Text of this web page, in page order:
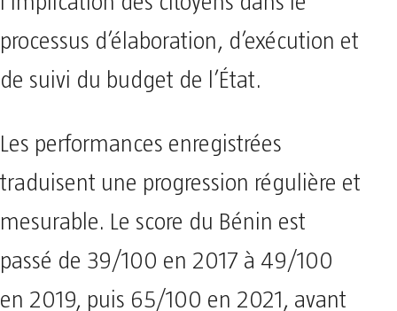
processus d’élaboration, d’exécution et
de suivi du budget de l’État.
Les performances enregistrées
traduisent une progression régulière et
mesurable. Le score du Bénin est
passé de 39/100 en 2017 à 49/100
en 2019, puis 65/100 en 2021, avant